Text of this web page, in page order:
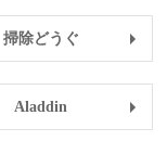
掃除どうぐ
Aladdin